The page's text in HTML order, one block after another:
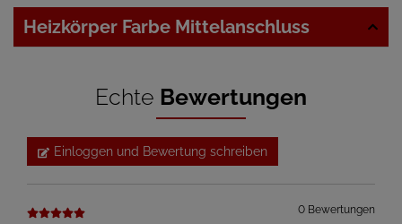
Heizkörper Farbe Mittelanschluss
Echte Bewertungen
Einloggen und Bewertung schreiben
0 Bewertungen